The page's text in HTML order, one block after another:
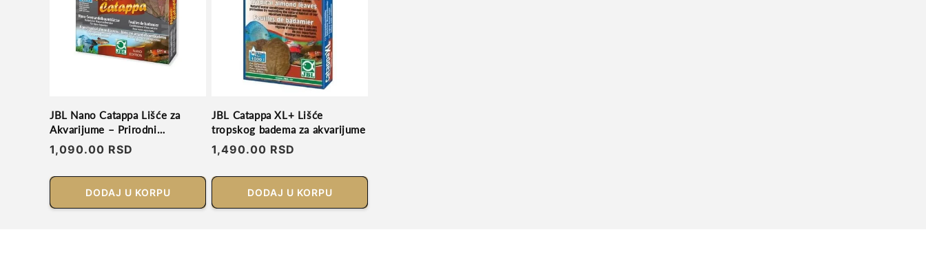
JBL Nano Catappa Lišće za
Akvarijume – Prirodni
Regulator Vode
Regularna
1,090.00 RSD
DODAJ U KORPU
JBL Catappa XL+ Lišće
tropskog badema za akvarijume
Regularna
1,490.00 RSD
DODAJ U KORPU